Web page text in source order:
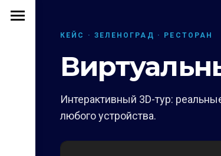
КЕЙС · ЗЕЛЕНОГРАД · РЕСТОРАН
Интерактивный 3D-тур:
любого устройства.